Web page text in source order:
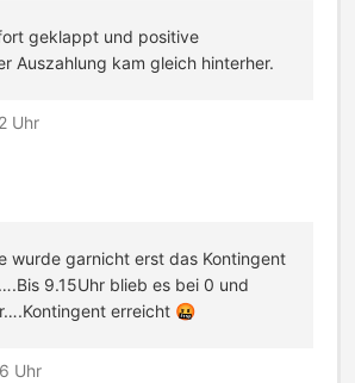
geklappt und positive
Auszahlung kam gleich hinterher.
Uhr
wurde garnicht erst das Kontingent
9.15Uhr blieb es bei 0 und
erreicht 🤬
Uhr